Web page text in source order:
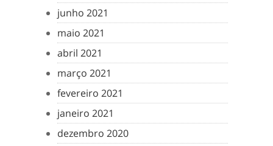
junho 2021
maio 2021
abril 2021
março 2021
fevereiro 2021
janeiro 2021
dezembro 2020